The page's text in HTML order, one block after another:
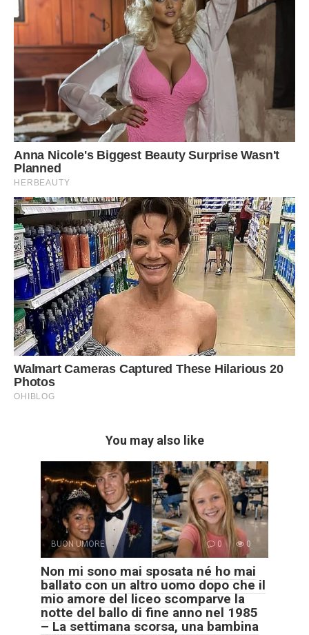
You may also like
BUON UMORE 0 0
Non mi sono mai sposata né ho mai
ballato con un altro uomo dopo che il
mio amore del liceo scomparve la
notte del ballo di fine anno nel 1985
– La settimana scorsa, una bambina